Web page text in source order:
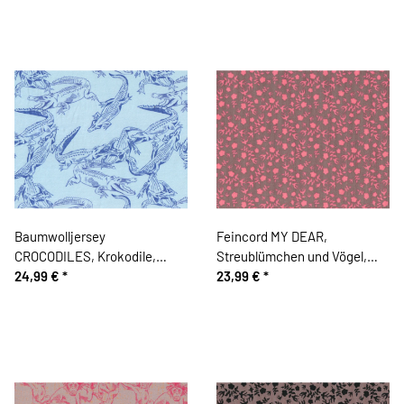
Baumwolljersey
CROCODILES, Krokodile,
hellblau
24,99 € *
Feincord MY DEAR,
Streublümchen und Vögel,
schlammbraun-rosa
23,99 € *